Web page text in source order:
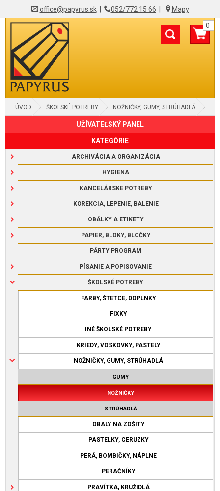
office@papyrus.sk| 052/772 15 66 Mapy
0
ÚVOD ŠKOLSKÉ POTREBY NOŽNIČKY, GUMY, STRÚHADLÁ
UŽÍVATEĽSKÝ PANEL
KATEGÓRIE
ARCHIVÁCIA A ORGANIZÁCIA
HYGIENA
KANCELÁRSKE POTREBY
KOREKCIA, LEPENIE, BALENIE
OBÁLKY A ETIKETY
PAPIER, BLOKY, BLOČKY
PÁRTY PROGRAM
PÍSANIE A POPISOVANIE
ŠKOLSKÉ POTREBY
FARBY, ŠTETCE, DOPLNKY
FIXKY
INÉ ŠKOLSKÉ POTREBY
KRIEDY, VOSKOVKY, PASTELY
NOŽNIČKY, GUMY, STRÚHADLÁ
GUMY
NOŽNIČKY
STRÚHADLÁ
OBALY NA ZOŠITY
PASTELKY, CERUZKY
PERÁ, BOMBIČKY, NÁPLNE
PERAČNÍKY
PRAVÍTKA, KRUŽIDLÁ